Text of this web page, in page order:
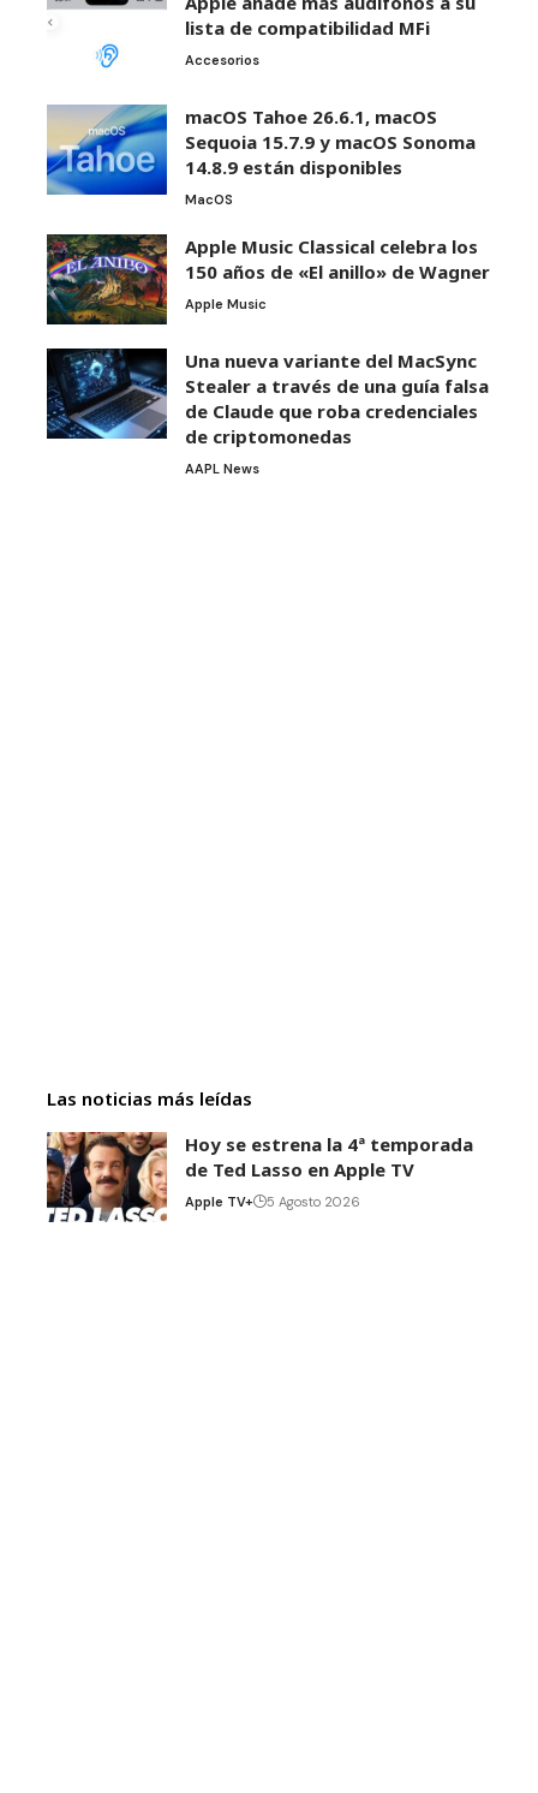
lista de compatibilidad MFi
Accesorios
macOS Tahoe 26.6.1, macOS
Sequoia 15.7.9 y macOS Sonoma
14.8.9 están disponibles
MacOS
Apple Music Classical celebra los
150 años de «El anillo» de Wagner
Apple Music
Una nueva variante del MacSync
Stealer a través de una guía falsa
de Claude que roba credenciales
de criptomonedas
AAPL News
Las noticias más leídas
Hoy se estrena la 4ª temporada
de Ted Lasso en Apple TV
Apple TV+ 5 Agosto 2026